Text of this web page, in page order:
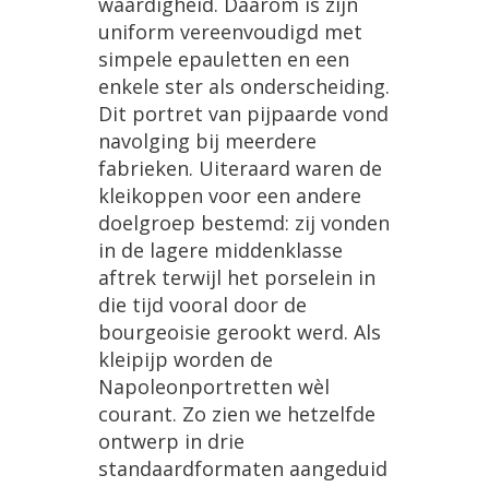
uniform vereenvoudigd met
simpele epauletten en een
enkele ster als onderscheiding.
Dit portret van pijpaarde vond
navolging bij meerdere
fabrieken. Uiteraard waren de
kleikoppen voor een andere
doelgroep bestemd: zij vonden
in de lagere middenklasse
aftrek terwijl het porselein in
die tijd vooral door de
bourgeoisie gerookt werd. Als
kleipijp worden de
Napoleonportretten wèl
courant. Zo zien we hetzelfde
ontwerp in drie
standaardformaten aangeduid